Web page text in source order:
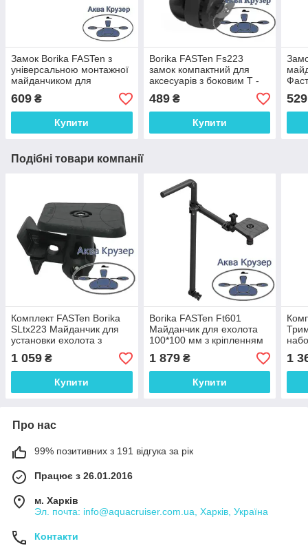
Замок Borika FASTen з
універсальною монтажної
майданчиком для
плавзасобів (код FFr444),
колір чорний
609 ₴
Купити
Borika FASTen Fs223
замок компактний для
аксесуарів з боковим Т -
болтом для човнів
489₴
Купити
529
Подібні товари компанії
Комплект FASTen Borika
SLtx223 Майданчик для
установки ехолота з
набором для кріплення на
ліктрос човни ПВХ
1 059 ₴
Купити
Borika FASTen Ft601
Майданчик для ехолота
100*100 мм з кріпленням
датчика ( трансдьюсера )
1 879₴
Купити
1
Про нас
99% позитивних з 191 відгука за рік
Працює з 26.01.2016
м. Харків
Эл. почта: info@aquacruiser.com.ua, Харків, Україна
Контакти